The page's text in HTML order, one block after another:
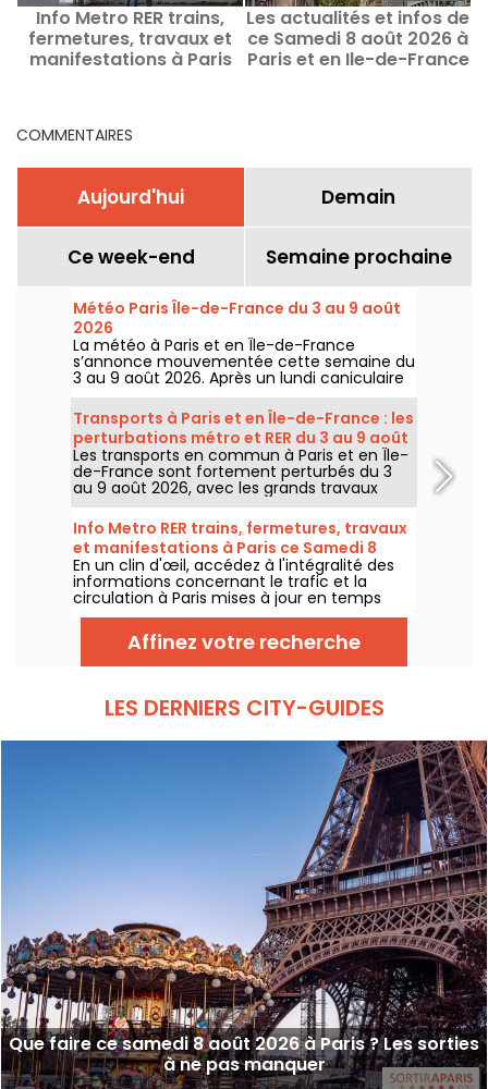
Info Metro RER trains,
fermetures, travaux et
manifestations à Paris
Les actualités et infos de
ce Samedi 8 août 2026 à
Paris et en Ile-de-France
COMMENTAIRES
Aujourd'hui Demain
Ce week-end Semaine prochaine
Météo Paris Île-de-France du 3 au 9 août
2026
La météo à Paris et en Île-de-France
s’annonce mouvementée cette semaine du
3 au 9 août 2026. Après un lundi caniculaire
marqué par un risque d’orages, les
températures vont progressivement baisser
avant le retour d’un temps plus chaud et
ensoleillé pour le week-end.
Transports à Paris et en Île-de-France : les
perturbations métro et RER du 3 au 9 août
2026
Les transports en commun à Paris et en Île-
de-France sont fortement perturbés du 3
au 9 août 2026, avec les grands travaux
d'été qui impactent très durement
certaines lignes, selon la RATP et SNCF.
Info Metro RER trains, fermetures, travaux
et manifestations à Paris ce Samedi 8
août 2026
En un clin d'œil, accédez à l'intégralité des
informations concernant le trafic et la
circulation à Paris mises à jour en temps
réel. Metro RER et Transilien de la RATP,
travaux, circulation, grands évènements et
manifestations, on vous donne toutes les
informations pratiques à connaître avant de
Affinez votre recherche
LES DERNIERS CITY-GUIDES
Que faire ce samedi 8 août 2026 à Paris ? Les sorties
à ne pas manquer